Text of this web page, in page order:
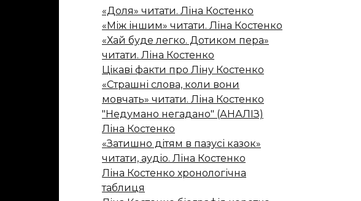
«Доля» читати. Ліна Костенко
«Між іншим» читати. Ліна Костенко
«Хай буде легко. Дотиком пера»
читати. Ліна Костенко
Цікаві факти про Ліну Костенко
«Страшні слова, коли вони
мовчать» читати. Ліна Костенко
"Недумано негадано" (АНАЛІЗ)
Ліна Костенко
«Затишно дітям в пазусі казок»
читати, аудіо. Ліна Костенко
Ліна Костенко хронологічна
таблиця